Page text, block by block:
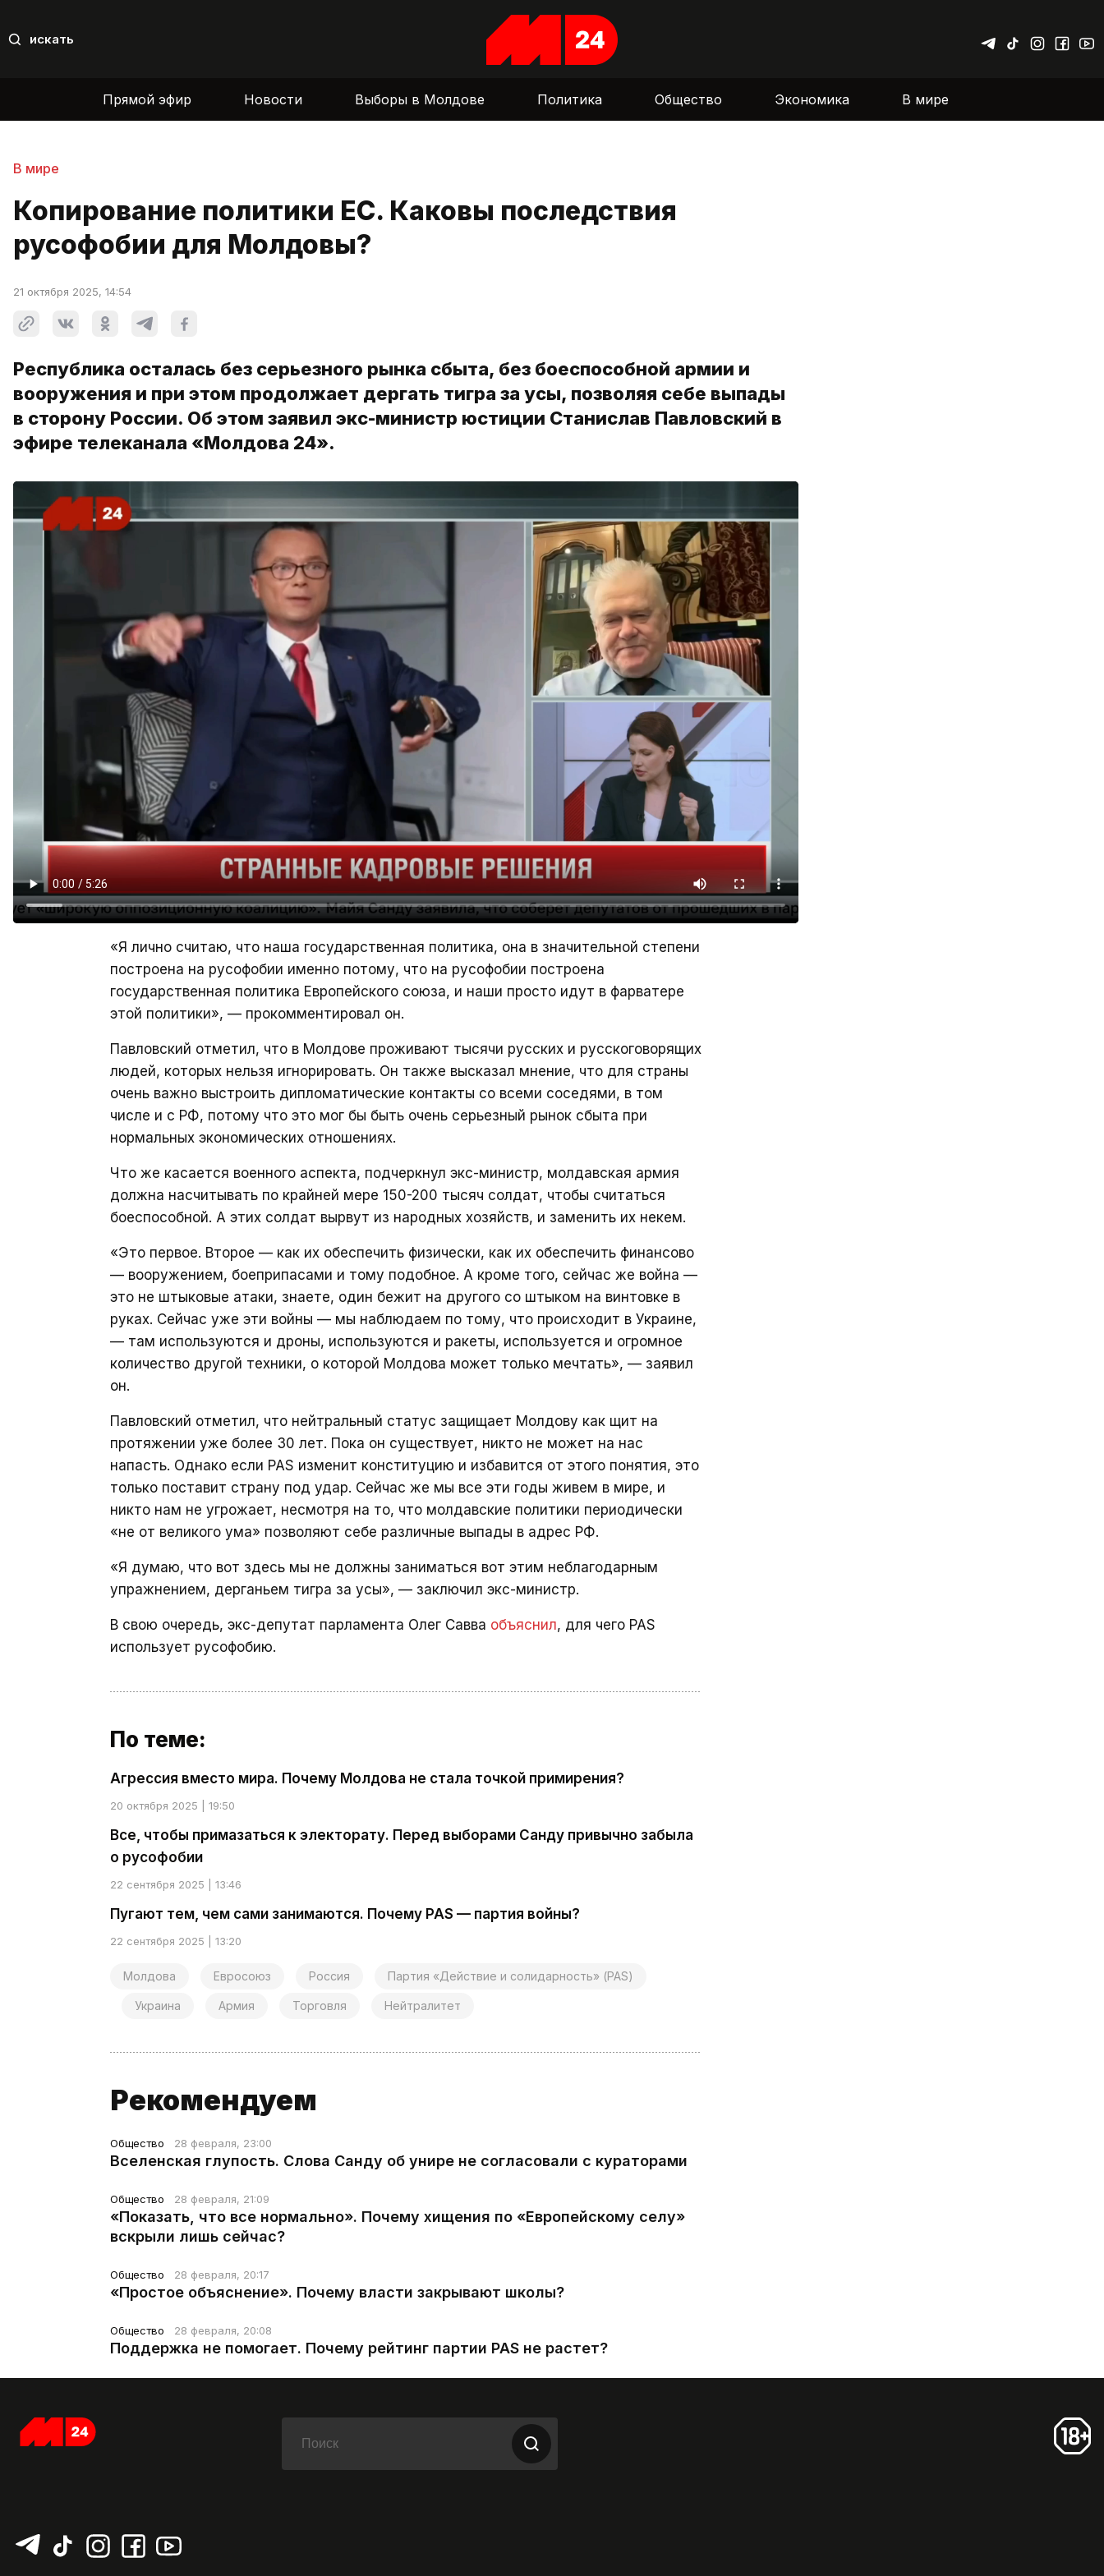
искать
Прямой эфир Новости Выборы в Молдове Политика Общество Экономика В мире
В мире
Копирование политики ЕС. Каковы последствия
русофобии для Молдовы?
21 октября 2025, 14:54
Республика осталась без серьезного рынка сбыта, без боеспособной армии и
вооружения и при этом продолжает дергать тигра за усы, позволяя себе выпады
в сторону России. Об этом заявил экс-министр юстиции Станислав Павловский в
эфире телеканала «Молдова 24».
«Я лично считаю, что наша государственная политика, она в значительной степени
построена на русофобии именно потому, что на русофобии построена
государственная политика Европейского союза, и наши просто идут в фарватере
этой политики», — прокомментировал он.
Павловский отметил, что в Молдове проживают тысячи русских и русскоговорящих
людей, которых нельзя игнорировать. Он также высказал мнение, что для страны
очень важно выстроить дипломатические контакты со всеми соседями, в том
числе и с РФ, потому что это мог бы быть очень серьезный рынок сбыта при
нормальных экономических отношениях.
Что же касается военного аспекта, подчеркнул экс-министр, молдавская армия
должна насчитывать по крайней мере 150-200 тысяч солдат, чтобы считаться
боеспособной. А этих солдат вырвут из народных хозяйств, и заменить их некем.
«Это первое. Второе — как их обеспечить физически, как их обеспечить финансово
— вооружением, боеприпасами и тому подобное. А кроме того, сейчас же война —
это не штыковые атаки, знаете, один бежит на другого со штыком на винтовке в
руках. Сейчас уже эти войны — мы наблюдаем по тому, что происходит в Украине,
— там используются и дроны, используются и ракеты, используется и огромное
количество другой техники, о которой Молдова может только мечтать», — заявил
он.
Павловский отметил, что нейтральный статус защищает Молдову как щит на
протяжении уже более 30 лет. Пока он существует, никто не может на нас
напасть. Однако если PAS изменит конституцию и избавится от этого понятия, это
только поставит страну под удар. Сейчас же мы все эти годы живем в мире, и
никто нам не угрожает, несмотря на то, что молдавские политики периодически
«не от великого ума» позволяют себе различные выпады в адрес РФ.
«Я думаю, что вот здесь мы не должны заниматься вот этим неблагодарным
упражнением, дерганьем тигра за усы», — заключил экс-министр.
В свою очередь, экс-депутат парламента Олег Савва объяснил, для чего PAS
использует русофобию.
По теме:
Агрессия вместо мира. Почему Молдова не стала точкой примирения?
20 октября 2025 | 19:50
Все, чтобы примазаться к электорату. Перед выборами Санду привычно забыла
о русофобии
22 сентября 2025 | 13:46
Пугают тем, чем сами занимаются. Почему PAS — партия войны?
22 сентября 2025 | 13:20
Молдова Евросоюз Россия Партия «Действие и солидарность» (PAS)
Украина Армия Торговля Нейтралитет
Рекомендуем
Общество 28 февраля, 23:00
Вселенская глупость. Слова Санду об унире не согласовали с кураторами
Общество 28 февраля, 21:09
«Показать, что все нормально». Почему хищения по «Европейскому селу»
вскрыли лишь сейчас?
Общество 28 февраля, 20:17
«Простое объяснение». Почему власти закрывают школы?
Общество 28 февраля, 20:08
Поддержка не помогает. Почему рейтинг партии PAS не растет?